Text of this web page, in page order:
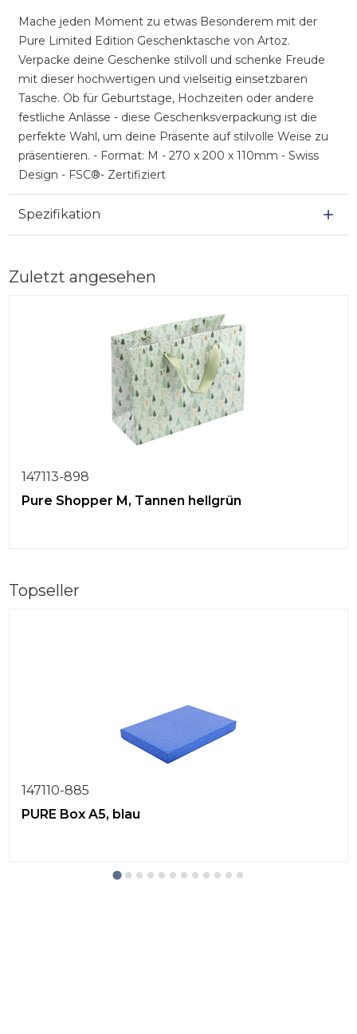
Mache jeden Moment zu etwas Besonderem mit der
Pure Limited Edition Geschenktasche von Artoz.
Verpacke deine Geschenke stilvoll und schenke Freude
mit dieser hochwertigen und vielseitig einsetzbaren
Tasche. Ob für Geburtstage, Hochzeiten oder andere
festliche Anlässe - diese Geschenksverpackung ist die
perfekte Wahl, um deine Präsente auf stilvolle Weise zu
präsentieren. - Format: M - 270 x 200 x 110mm - Swiss
Design - FSC®- Zertifiziert
Spezifikation
Zuletzt angesehen
147113-898
Pure Shopper M, Tannen hellgrün
Topseller
147110-885
PURE Box A5, blau